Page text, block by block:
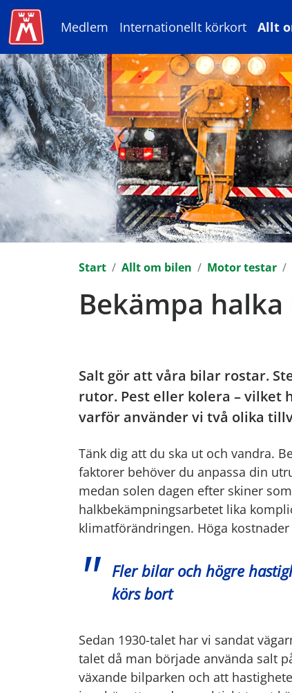
Medlem Internationellt körkort Allt
Start Allt om bilen Motor testar
Bekämpa
Salt gör att våra bilar rostar.
rutor. Pest eller kolera – vilket
varför använder vi två olika
Tänk dig att du ska ut och vandra.
faktorer behöver du anpassa din
medan solen dagen efter skiner
halkbekämpningsarbetet lika
klimatförändringen. Höga
Fler bilar och högre
körs bort
Sedan 1930-talet har vi sandat
talet då man började använda salt
växande bilparken och att